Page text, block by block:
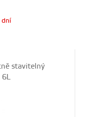
stavitelný
6L